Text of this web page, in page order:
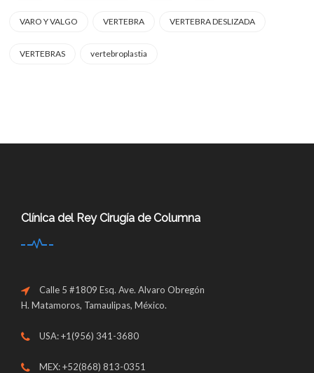
VARO Y VALGO VERTEBRA VERTEBRA DESLIZADA
VERTEBRAS vertebroplastia
Clínica del Rey Cirugía de Columna
Calle 5 #1809 Esq. Ave. Alvaro Obregón
H. Matamoros, Tamaulipas, México.
USA: +1(956) 341-3680
MEX: +52(868) 813-0351